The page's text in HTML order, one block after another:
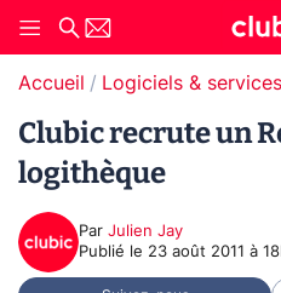
Accueil Logiciels & services
Clubic recrute un
logithèque
Par Julien Jay
Publié le 23 août 2011 à